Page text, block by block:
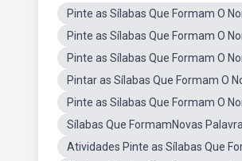
Pinte as Sílabas Que Formam O
Pinte as Sílabas Que Formam O
Pinte as Sílabas Que Formam O
Pintar as Sílabas Que Formam O
Pinte as Silabas Que Formam O
Sílabas Que FormamNovas
Atividades Pinte as Sílabas Que